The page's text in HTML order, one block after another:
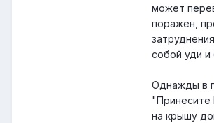
может
поражен,
собой уди и
Однажды в
"Принесите
на крышу